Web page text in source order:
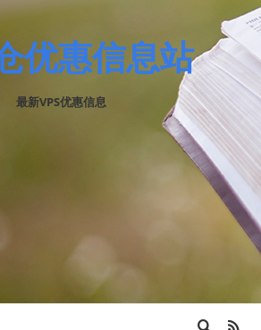
优惠信息站
最新VPS优惠信息